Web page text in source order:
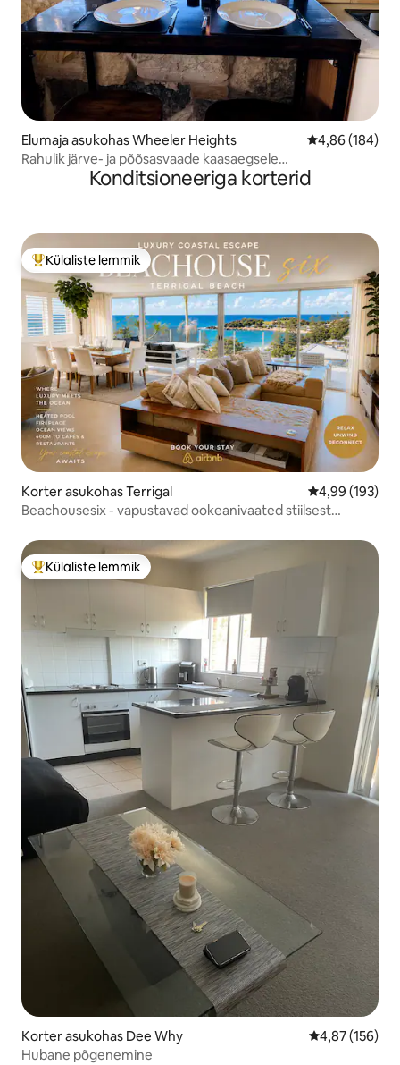
Elumaja asukohas Wheeler Heights Keskmine
4,86 (184)
Rahulik järve- ja põõsasvaade kaasaegsele
tööstusstuudiole!Konditsioneeriga korterid
Külaliste suur lemmik
Külaliste lemmik
Korter asukohas Terrigal Keskmine
4,99 (193)
Beachousesix - vapustavad ookeanivaated stiilsest
Külaliste suur lemmik
Külaliste lemmik
Korter asukohas Dee Why Keskmine
4,87 (156)
Hubane põgenemine